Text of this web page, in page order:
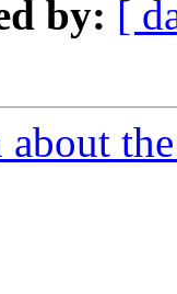
by: [